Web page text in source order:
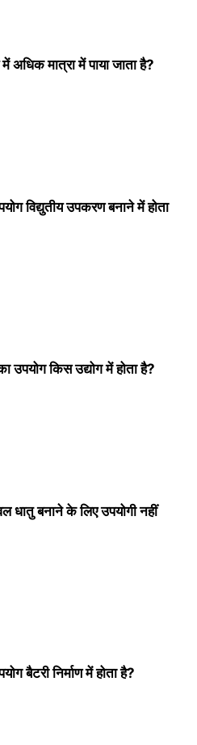
मात्रा में पाया जाता है?
विद्युतीय उपकरण बनाने में होता
उपयोग किस उद्योग में होता है?
बनाने के लिए उपयोगी नहीं
बैटरी निर्माण में होता है?